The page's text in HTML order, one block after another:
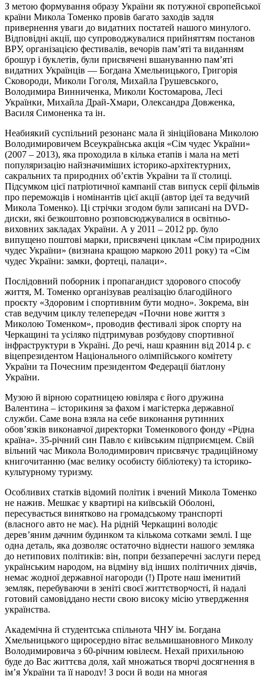
З метою формування образу України як потужної європейської
країни Микола Томенко провів багато заходів задля
привернення уваги до видатних постатей нашого минулого.
Відповідні акції, що супроводжувалися прийняттям постанов
ВРУ, організацією фестивалів, вечорів пам’яті та виданням
брошур і буклетів, були присвячені вшануванню пам’яті
видатних Українців — Богдана Хмельницького, Григорія
Сковороди, Миколи Гоголя, Михайла Грушевського,
Володимира Винниченка, Миколи Костомарова, Лесі
Українки, Михайла Драй-Хмари, Олександра Довженка,
Василя Симоненка та ін.
Неабиякий суспільний резонанс мала й зініційована Миколою
Володимировичем Всеукраїнська акція «Сім чудес України»
(2007 – 2013), яка проходила в кілька етапів і мала на меті
популяризацію найзначиміших історико-архітектурних,
сакральних та природних об’єктів України та її столиці.
Підсумком цієї патріотичної кампанії став випуск серії фільмів
про переможців і номінантів цієї акції (автор ідеї та ведучий
Микола Томенко). Ці стрічки згодом були записані на DVD-
диски, які безкоштовно розповсюджувалися в освітньо-
виховних закладах України. А у 2011 – 2012 рр. було
випущено поштові марки, присвячені циклам «Сім природних
чудес України» (визнана кращою маркою 2011 року) та «Сім
чудес України: замки, фортеці, палаци».
Послідовний поборник і пропагандист здорового способу
життя, М. Томенко організував реалізацію благодійного
проєкту «Здоровим і спортивним бути модно». Зокрема, він
став ведучим циклу телепередач «Почни нове життя з
Миколою Томенком», проводив фестивалі зірок спорту на
Черкащині та усіляко підтримував розбудову спортивної
інфраструктури в Україні. До речі, наш краянин від 2014 р. є
віцепрезидентом Національного олімпійського комітету
України та Почесним президентом Федерації біатлону
України.
Музою й вірною соратницею ювіляра є його дружина
Валентина – історикиня за фахом і магістерка державної
служби. Саме вона взяла на себе виконання рутинних
обов’язків виконавчої директорки Томенкового фонду «Рідна
країна». 35-річний син Павло є київським підприємцем. Свій
вільний час Микола Володимирович присвячує традиційному
книгочитанню (має велику особисту бібліотеку) та історико-
культурному туризму.
Особливих статків відомий політик і вчений Микола Томенко
не нажив. Мешкає у квартирі на київській Оболоні,
пересувається винятково на громадському транспорті
(власного авто не має). На рідній Черкащині володіє
дерев’яним дачним будинком та кількома сотками землі. І ще
одна деталь, яка дозволяє остаточно віднести нашого земляка
до нетипових політиків: він, попри беззаперечні заслуги перед
українським народом, на відміну від інших політичних діячів,
немає жодної державної нагороди (!) Проте наш іменитий
земляк, перебуваючи в зеніті своєї життєтворчості, й надалі
готовий самовіддано нести свою високу місію утвердження
українства.
Академічна й студентська спільнота ЧНУ ім. Богдана
Хмельницького щиросердно вітає вельмишановного Миколу
Володимировича з 60-річним ювілеєм. Нехай прихильною
буде до Вас життєва доля, хай множаться творчі досягнення в
ім’я України та її народу! З роси й води на многая